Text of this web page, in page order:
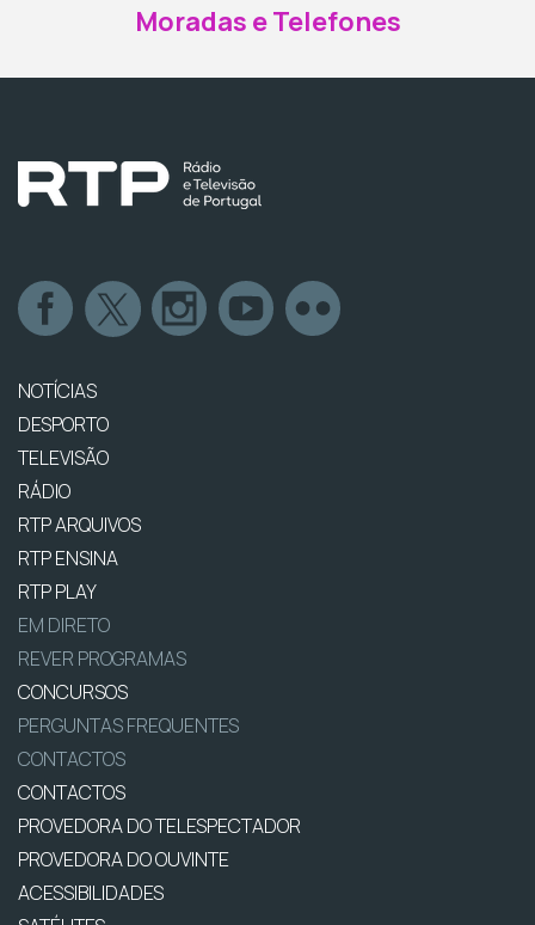
Moradas e Telefones
NOTÍCIAS
DESPORTO
TELEVISÃO
RÁDIO
RTP ARQUIVOS
RTP ENSINA
RTP PLAY
EM DIRETO
REVER PROGRAMAS
CONCURSOS
PERGUNTAS FREQUENTES
CONTACTOS
CONTACTOS
PROVEDORA DO TELESPECTADOR
PROVEDORA DO OUVINTE
ACESSIBILIDADES